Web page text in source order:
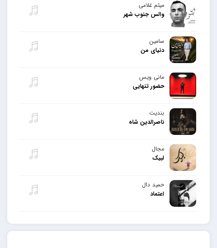
میثم غلامی
والس جنوب شهر
سامین
دنیای من
مانی ویس
حضور تنهایی
بندیت
ناصرالدین شاه
مجال
لبیک
حمید دال
اعتماد